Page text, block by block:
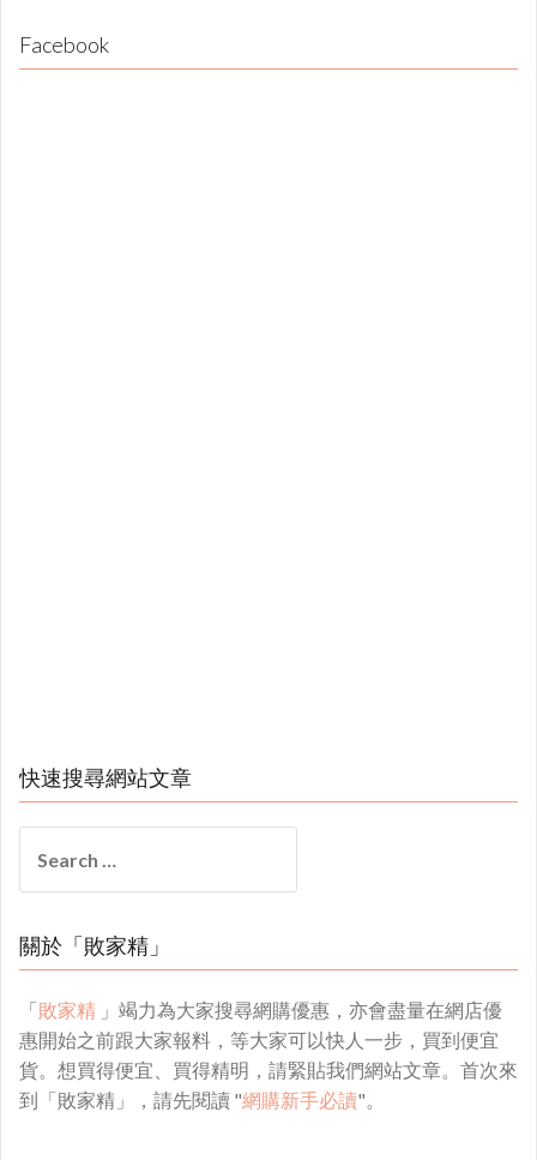
Facebook
快速搜尋網站文章
for:
關於「敗家精」
「敗家精 」竭力為大家搜尋網購優惠，亦會盡量在網店優
惠開始之前跟大家報料，等大家可以快人一步，買到便宜
貨。想買得便宜、買得精明，請緊貼我們網站文章。首次來
到「敗家精」，請先閱讀 "網購新手必讀"。